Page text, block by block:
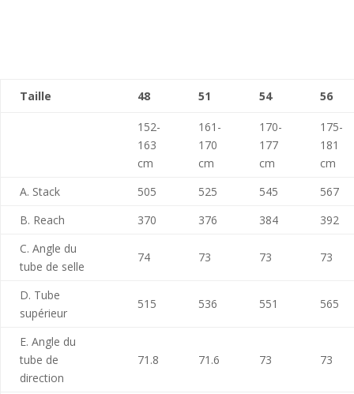
Taille 48 51 54 56
152-
163
cm
161-
170
cm
170-
177
cm
175-
181
cm
A. Stack
505 525 545
567
B. Reach
370 376 384
392
C. Angle du
tube de selle
74 73 73 73
D. Tube
supérieur
515 536 551 565
E. Angle du
tube de
direction
71.8 71.6 73 73